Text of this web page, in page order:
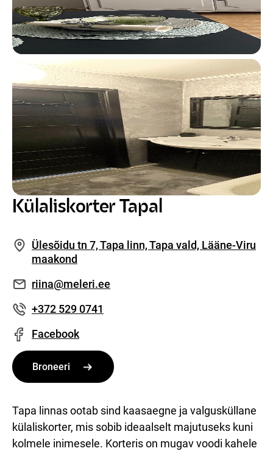
Külaliskorter Tapal
Ülesõidu tn 7, Tapa linn, Tapa vald, Lääne-Viru
maakond
riina@meleri.ee
+372 529 0741
Facebook
Broneeri
Tapa linnas ootab sind kaasaegne ja valgusküllane
külaliskorter, mis sobib ideaalselt majutuseks kuni
kolmele inimesele. Korteris on mugav voodi kahele